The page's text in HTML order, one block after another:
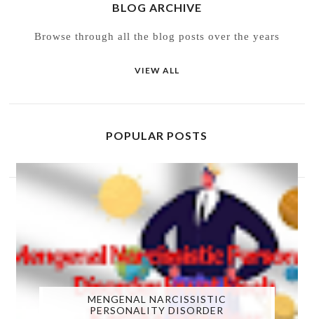
BLOG ARCHIVE
Browse through all the blog posts over the years
VIEW ALL
POPULAR POSTS
MENGENAL NARCISSISTIC
PERSONALITY DISORDER